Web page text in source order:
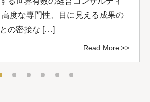
度な専門性、目に見える成果の
の密接な […]
Read More